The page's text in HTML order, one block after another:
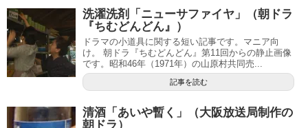
洗濯洗剤「ニューサファイヤ」（朝ドラ
『ちむどんどん』）
ドラマの小道具に関する短い記事です。マニア向
け。 朝ドラ『ちむどんどん』第11回からの静止画像
です。昭和46年（1971年）の山原村共同売...
記事を読む
清酒「あいや暫く」（大阪放送局制作の
朝ドラ）